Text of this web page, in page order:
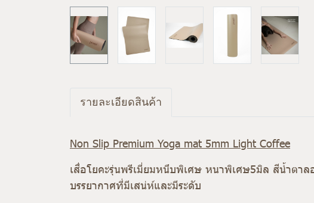
รายละเอียดสินค้า
Non Slip Premium Yoga mat 5mm Light Coffee
เสื่อโยคะรุ่นพรีเมี่ยมหนึบพิเศษ หนาพิเศษ5มิล สีน้ำตา
บรรยากาศที่มีเสน่ห์และมีระดับ